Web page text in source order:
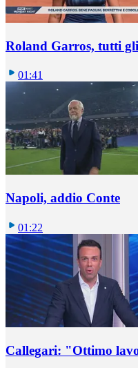
Roland Garros, tutti
01:41
Napoli, addio Conte
01:22
Callegari: "Ottimo